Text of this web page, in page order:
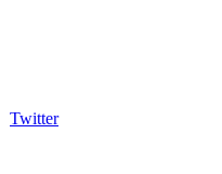
Twitter